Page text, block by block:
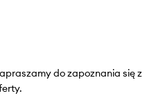
do zapoznania się z